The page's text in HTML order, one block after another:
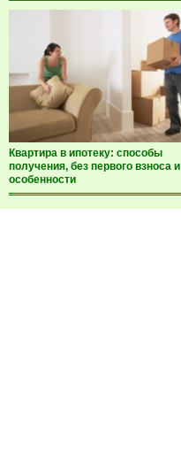
Квартира в ипотеку: способы
получения, без первого взноса и
особенности